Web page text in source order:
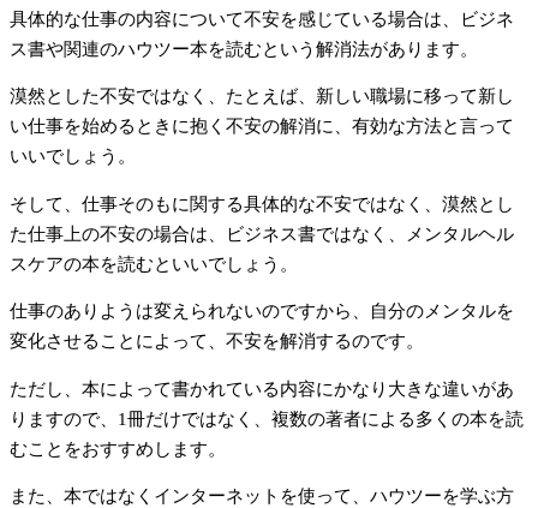
具体的な仕事の内容について不安を感じている場合は、ビジネ
ス書や関連のハウツー本を読むという解消法があります。
漠然とした不安ではなく、たとえば、新しい職場に移って新し
い仕事を始めるときに抱く不安の解消に、有効な方法と言って
いいでしょう。
そして、仕事そのもに関する具体的な不安ではなく、漠然とし
た仕事上の不安の場合は、ビジネス書ではなく、メンタルヘル
スケアの本を読むといいでしょう。
仕事のありようは変えられないのですから、自分のメンタルを
変化させることによって、不安を解消するのです。
ただし、本によって書かれている内容にかなり大きな違いがあ
りますので、1冊だけではなく、複数の著者による多くの本を読
むことをおすすめします。
また、本ではなくインターネットを使って、ハウツーを学ぶ方